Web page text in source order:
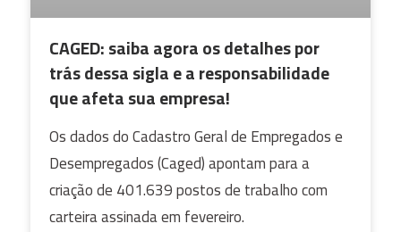
CAGED: saiba agora os detalhes por
trás dessa sigla e a responsabilidade
que afeta sua empresa!
Os dados do Cadastro Geral de Empregados e
Desempregados (Caged) apontam para a
criação de 401.639 postos de trabalho com
carteira assinada em fevereiro.